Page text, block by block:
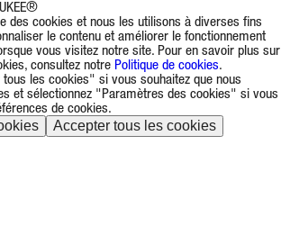
des cookies et nous les utilisons à diverses fins
le contenu et améliorer le fonctionnement
vous visitez notre site. Pour en savoir plus sur
consultez notre Politique de cookies.
les cookies" si vous souhaitez que nous
et sélectionnez "Paramètres des cookies" si vous
de cookies.
Accepter tous les cookies